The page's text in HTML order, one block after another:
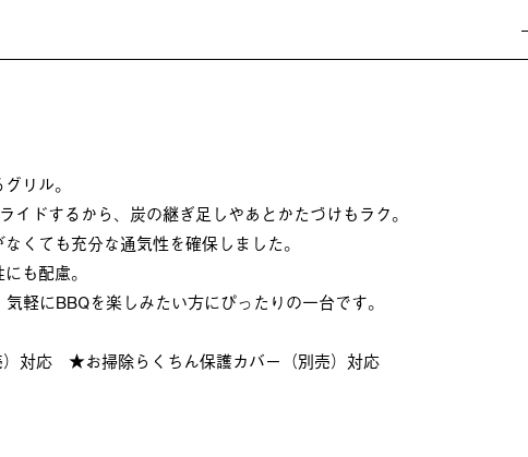
リル。
ドするから、炭の継ぎ足しやあとかたづけもラク。
くても充分な通気性を確保しました。
も配慮。
軽にBBQを楽しみたい方にぴったりの一台です。
対応 ★お掃除らくちん保護カバー（別売）対応